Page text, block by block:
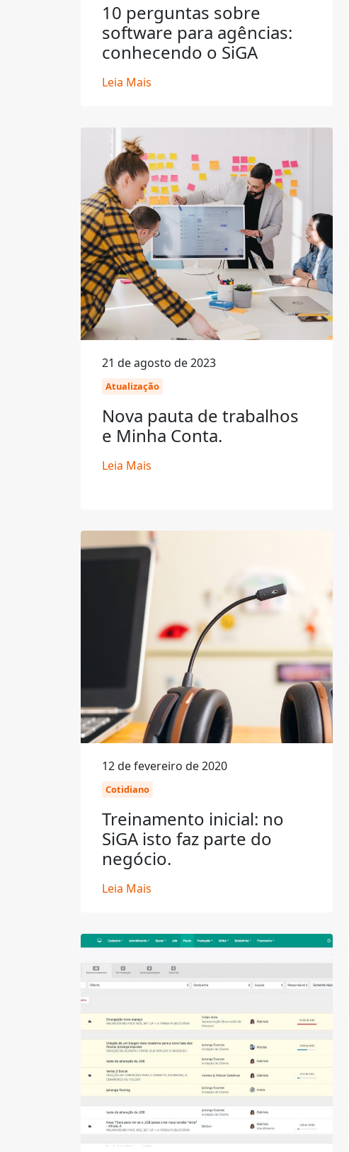
10 perguntas sobre
software para agências:
conhecendo o SiGA
Leia Mais
21 de agosto de 2023
Atualização
Nova pauta de trabalhos
e Minha Conta.
Leia Mais
12 de fevereiro de 2020
Cotidiano
Treinamento inicial: no
SiGA isto faz parte do
negócio.
Leia Mais